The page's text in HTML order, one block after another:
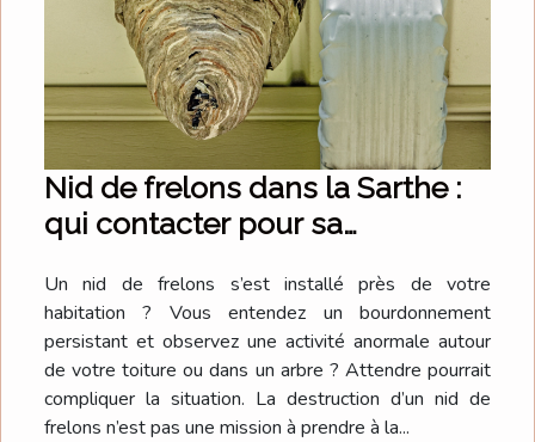
Nid de frelons dans la Sarthe :
qui contacter pour sa
Un nid de frelons s’est installé près de votre
habitation ? Vous entendez un bourdonnement
persistant et observez une activité anormale autour
de votre toiture ou dans un arbre ? Attendre pourrait
compliquer la situation. La destruction d’un nid de
frelons n’est pas une mission à prendre à la...